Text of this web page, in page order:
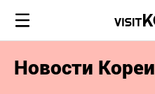
Новости Кореи